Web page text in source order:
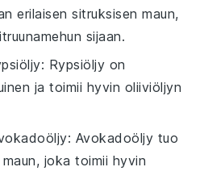
erilaisen sitruksisen maun,
sijaan.
: Rypsiöljy on
ja toimii hyvin oliiviöljyn
: Avokadoöljy tuo
joka toimii hyvin